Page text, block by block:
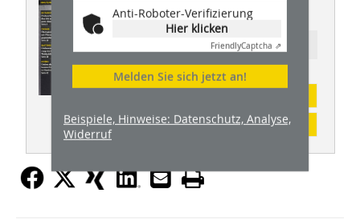
BHW 10/2025
Ressort: AUSBAU
Inhaltsverzeichnis
Anti-Roboter-Verifizierung
Hier klicken
FriendlyCaptcha ⇗
Melden Sie sich jetzt an!
Beispiele, Hinweise: Datenschutz, Analyse,
Widerruf